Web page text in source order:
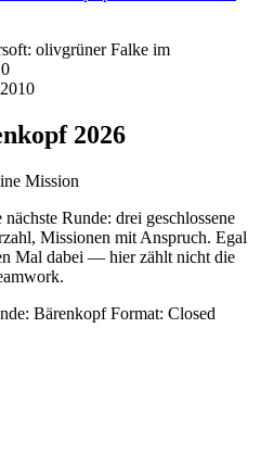
2026
Mission
Runde: drei geschlossene
Missionen mit Anspruch. Egal
Mal dabei — hier zählt nicht die
Bärenkopf Format: Closed